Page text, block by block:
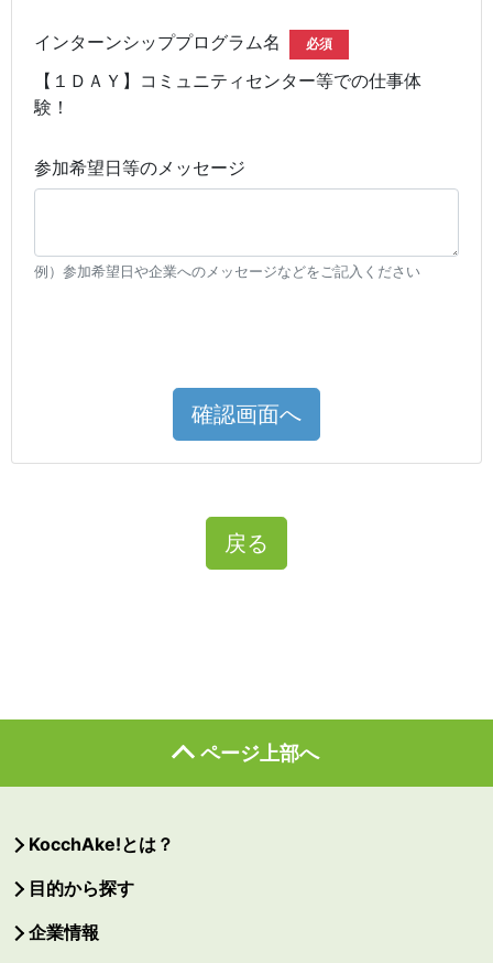
インターンシッププログラム名 必須
【１ＤＡＹ】コミュニティセンター等での仕事体
験！
参加希望日等のメッセージ
例）参加希望日や企業へのメッセージなどをご記入ください
確認画面へ
戻る
ページ上部へ
KocchAke!とは？
目的から探す
企業情報